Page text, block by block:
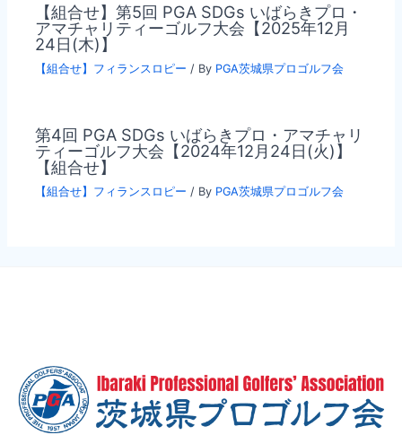
【組合せ】第5回 PGA SDGs いばらきプロ・
アマチャリティーゴルフ大会【2025年12月
24日(木)】
【組合せ】フィランスロピー / By PGA茨城県プロゴルフ会
第4回 PGA SDGs いばらきプロ・アマチャリ
ティーゴルフ大会【2024年12月24日(火)】
【組合せ】
【組合せ】フィランスロピー / By PGA茨城県プロゴルフ会